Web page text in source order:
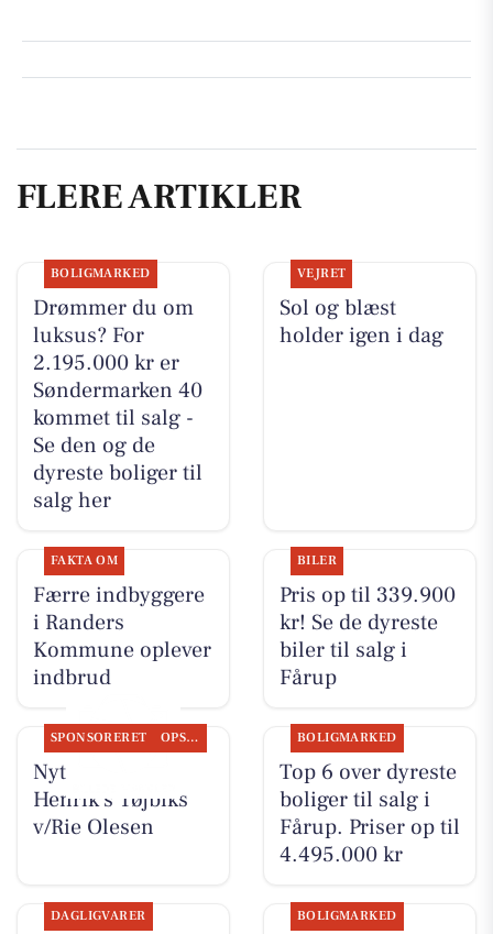
FLERE ARTIKLER
BOLIGMARKED
Drømmer du om
luksus? For
2.195.000 kr er
Søndermarken 40
kommet til salg -
Se den og de
dyreste boliger til
salg her
VEJRET
Sol og blæst
holder igen i dag
FAKTA OM
Færre indbyggere
i Randers
Kommune oplever
indbrud
BILER
Pris op til 339.900
kr! Se de dyreste
biler til salg i
Fårup
SPONSORERET OPSLAGSTAVLEN
Nyt fra Rie &
Henrik's Tøjbiks
v/Rie Olesen
BOLIGMARKED
Top 6 over dyreste
boliger til salg i
Fårup. Priser op til
4.495.000 kr
DAGLIGVARER BOLIGMARKED